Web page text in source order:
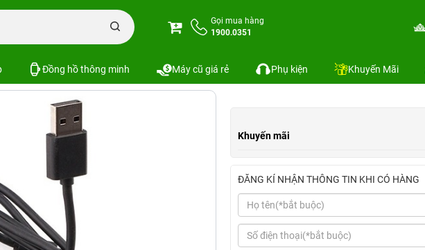
Gọi mua hàng
1900.0351
Đồng hồ thông minh Máy cũ giá rẻ Phụ kiện Khuyến Mãi
Khuyến mãi
ĐĂNG KÍ NHẬN THÔNG TIN KHI CÓ HÀNG